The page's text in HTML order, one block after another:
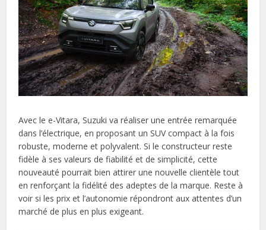
Avec le e-Vitara, Suzuki va réaliser une entrée remarquée
dans l’électrique, en proposant un SUV compact à la fois
robuste, moderne et polyvalent. Si le constructeur reste
fidèle à ses valeurs de fiabilité et de simplicité, cette
nouveauté pourrait bien attirer une nouvelle clientèle tout
en renforçant la fidélité des adeptes de la marque. Reste à
voir si les prix et l’autonomie répondront aux attentes d’un
marché de plus en plus exigeant.